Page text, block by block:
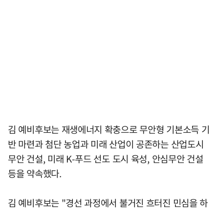
김 예비후보는 재생에너지 확충으로 무안형 기본소득 기
반 마련과 첨단 농업과 미래 산업이 공존하는 산업도시
무안 건설, 미래 K-푸드 선도 도시 육성, 안심무안 건설
등을 약속했다.
김 예비후보는 "경선 과정에서 불거진 흐터진 민심을 하